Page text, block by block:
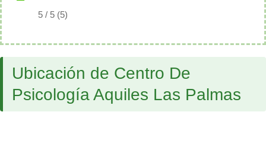
5 / 5 (5)
Ubicación de Centro De
Psicología Aquiles Las Palmas